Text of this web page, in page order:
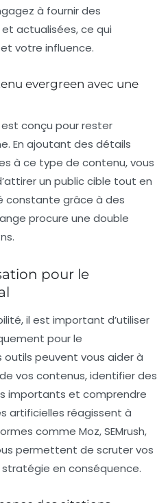
à fournir des
actualisées, ce qui
votre influence.
evergreen avec une
conçu pour rester
En ajoutant des détails
à ce type de contenu, vous
un public cible tout en
constante grâce à des
procure une double
pour le
il est important d’utiliser
pour le
peuvent vous aider à
vos contenus, identifier des
importants et comprendre
artificielles réagissent à
comme Moz, SEMrush,
permettent de scruter vos
en conséquence.